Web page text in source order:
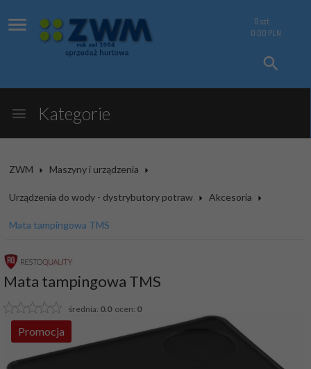
0 szt.
0.00 PLN
Kategorie
ZWM Maszyny i urządzenia
Urządzenia do wody - dystrybutory potraw Akcesoria
Mata tampingowa TMS
Mata tampingowa TMS
średnia: 0.0ocen: 0
Promocja